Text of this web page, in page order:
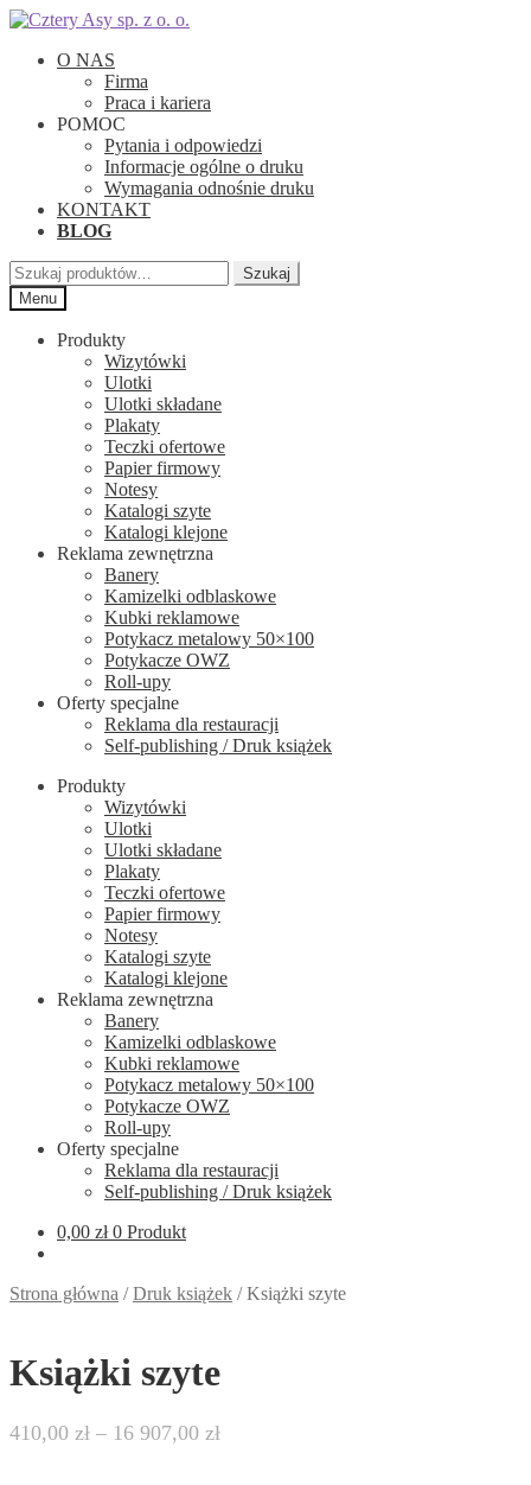
Przejdź
nawigacji
Przejdź
treści
O NAS
Firma
Praca i kariera
POMOC
Pytania i odpowiedzi
Informacje ogólne o druku
Wymagania odnośnie druku
KONTAKT
BLOG
Szukaj:
Szukaj
Menu
Produkty
Wizytówki
Ulotki
Ulotki składane
Plakaty
Teczki ofertowe
Papier firmowy
Notesy
Katalogi szyte
Katalogi klejone
Reklama zewnętrzna
Banery
Kamizelki odblaskowe
Kubki reklamowe
Potykacz metalowy 50×100
Potykacze OWZ
Roll-upy
Oferty specjalne
Reklama dla restauracji
Self-publishing / Druk książek
Produkty
Wizytówki
Ulotki
Ulotki składane
Plakaty
Teczki ofertowe
Papier firmowy
Notesy
Katalogi szyte
Katalogi klejone
Reklama zewnętrzna
Banery
Kamizelki odblaskowe
Kubki reklamowe
Potykacz metalowy 50×100
Potykacze OWZ
Roll-upy
Oferty specjalne
Reklama dla restauracji
Self-publishing / Druk książek
0,00 zł 0 Produkt
Strona główna /Druk książek /Książki szyte
Książki szyte
410,00 zł – 16 907,00 złZakres